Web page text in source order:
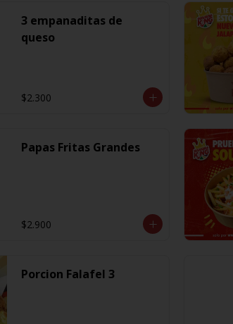
3 empanaditas de
queso
$2.300
Papas Fritas Grandes
$2.900
Porcion Falafel 3